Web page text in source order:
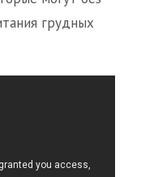
грудных